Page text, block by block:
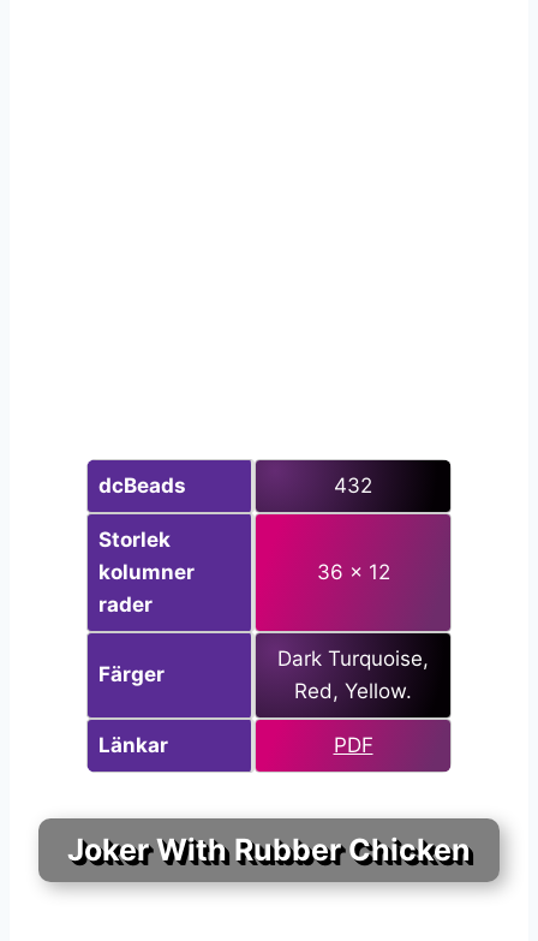
dcBeads 432
Storlek
kolumner
rader
36 x 12
Färger
Dark Turquoise,
Red, Yellow.
Länkar PDF
Joker With Rubber Chicken